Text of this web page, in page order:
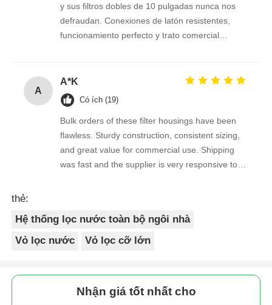
y sus filtros dobles de 10 pulgadas nunca nos
defraudan. Conexiones de latón resistentes,
funcionamiento perfecto y trato comercial
A
A*K
Có ích (19)
Bulk orders of these filter housings have been
flawless. Sturdy construction, consistent sizing,
and great value for commercial use. Shipping
was fast and the supplier is very responsive to
thẻ:
Hệ thống lọc nước toàn bộ ngôi nhà
Vỏ lọc nước
Vỏ lọc cỡ lớn
Nhận giá tốt nhất cho